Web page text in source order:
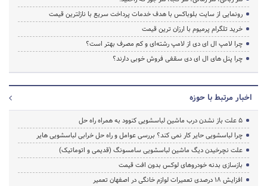
رونمایی از سایت بلوباکس با هدف خدمات پرداخت سریع با نازلترین قیمت
خرید تلگرام پرمیوم با ارزان ترین قیمت
چرا لامپ ال ای دی از لامپ رشته‌ای و کم مصرف بهتر است؟
چرا پنل های ال ای دی سقفی فروش خوبی دارند؟
اخبار مرتبط با حوزه
5 علت باز نشدن درب ماشین لباسشویی کنوود به همراه راه حل
چرا لباسشویی حایر کار نمی کند؟ بررسی عوامل و راه حل خرابی لباسشویی هایر
علت نچرخیدن دیگ ماشین لباسشویی سامسونگ (قدیمی و اتوماتیک)
بازسازی بدنه خودروهای لوکس بدون افت قیمت
افزایش ۱۸ درصدی تعمیرات لوازم خانگی در اصفهان تعمیر